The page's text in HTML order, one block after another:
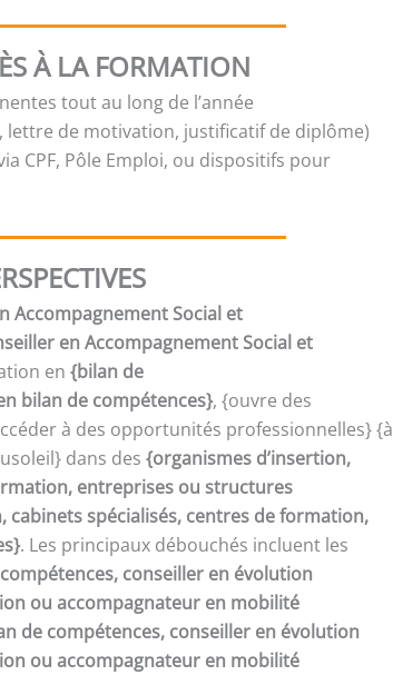
À LA FORMATION
tout au long de l’année
lettre de motivation, justificatif de diplôme)
CPF, Pôle Emploi, ou dispositifs pour
Accompagnement Social et
en Accompagnement Social et
en{bilan de
bilan de compétences}, {ouvre des
à des opportunités professionnelles} {à
dans des{organismes d’insertion,
entreprises ou structures
spécialisés, centres de formation,
. Les principaux débouchés incluent les
conseiller en évolution
ou accompagnateur en mobilité
de compétences, conseiller en évolution
ou accompagnateur en mobilité